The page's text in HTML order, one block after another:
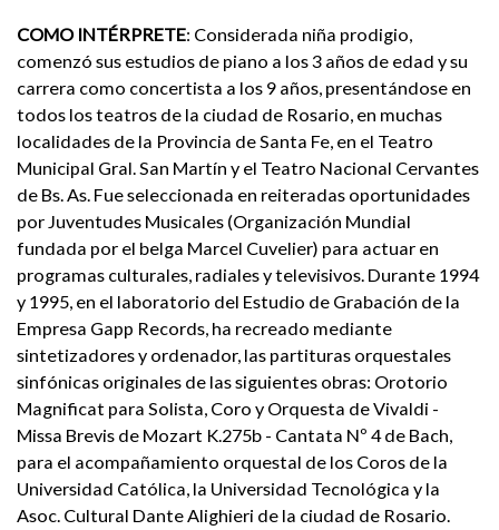
COMO INTÉRPRETE: Considerada niña prodigio,
comenzó sus estudios de piano a los 3 años de edad y su
carrera como concertista a los 9 años, presentándose en
todos los teatros de la ciudad de Rosario, en muchas
localidades de la Provincia de Santa Fe, en el Teatro
Municipal Gral. San Martín y el Teatro Nacional Cervantes
de Bs. As. Fue seleccionada en reiteradas oportunidades
por Juventudes Musicales (Organización Mundial
fundada por el belga Marcel Cuvelier) para actuar en
programas culturales, radiales y televisivos. Durante 1994
y 1995, en el laboratorio del Estudio de Grabación de la
Empresa Gapp Records, ha recreado mediante
sintetizadores y ordenador, las partituras orquestales
sinfónicas originales de las siguientes obras: Orotorio
Magnificat para Solista, Coro y Orquesta de Vivaldi -
Missa Brevis de Mozart K.275b - Cantata Nº 4 de Bach,
para el acompañamiento orquestal de los Coros de la
Universidad Católica, la Universidad Tecnológica y la
Asoc. Cultural Dante Alighieri de la ciudad de Rosario.